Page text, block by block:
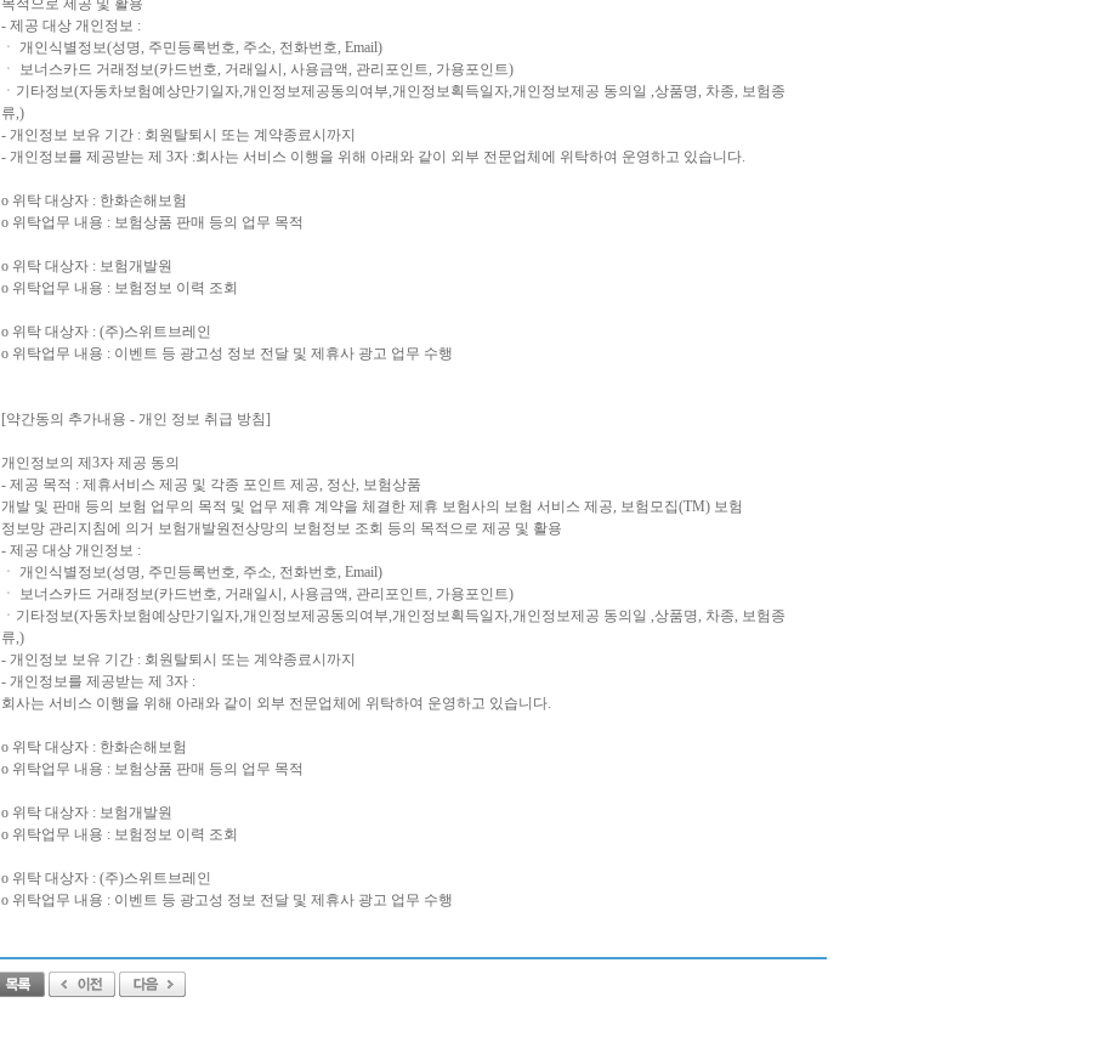
목적으로 제공 및 활용
- 제공 대상 개인정보 :
ㆍ 개인식별정보(성명, 주민등록번호, 주소, 전화번호, Email)
ㆍ 보너스카드 거래정보(카드번호, 거래일시, 사용금액, 관리포인트, 가용포인트)
ㆍ기타정보(자동차보험예상만기일자,개인정보제공동의여부,개인정보획득일자,개인정보제공 동의일 ,상품명, 차종, 보험종
류,)
- 개인정보 보유 기간 : 회원탈퇴시 또는 계약종료시까지
- 개인정보를 제공받는 제 3자 :회사는 서비스 이행을 위해 아래와 같이 외부 전문업체에 위탁하여 운영하고 있습니다.
ο 위탁 대상자 : 한화손해보험
ο 위탁업무 내용 : 보험상품 판매 등의 업무 목적
ο 위탁 대상자 : 보험개발원
ο 위탁업무 내용 : 보험정보 이력 조회
ο 위탁 대상자 : (주)스위트브레인
ο 위탁업무 내용 : 이벤트 등 광고성 정보 전달 및 제휴사 광고 업무 수행
[약간동의 추가내용 - 개인 정보 취급 방침]
개인정보의 제3자 제공 동의
- 제공 목적 : 제휴서비스 제공 및 각종 포인트 제공, 정산, 보험상품
개발 및 판매 등의 보험 업무의 목적 및 업무 제휴 계약을 체결한 제휴 보험사의 보험 서비스 제공, 보험모집(TM) 보험
정보망 관리지침에 의거 보험개발원전상망의 보험정보 조회 등의 목적으로 제공 및 활용
- 제공 대상 개인정보 :
ㆍ 개인식별정보(성명, 주민등록번호, 주소, 전화번호, Email)
ㆍ 보너스카드 거래정보(카드번호, 거래일시, 사용금액, 관리포인트, 가용포인트)
ㆍ기타정보(자동차보험예상만기일자,개인정보제공동의여부,개인정보획득일자,개인정보제공 동의일 ,상품명, 차종, 보험종
류,)
- 개인정보 보유 기간 : 회원탈퇴시 또는 계약종료시까지
- 개인정보를 제공받는 제 3자 :
회사는 서비스 이행을 위해 아래와 같이 외부 전문업체에 위탁하여 운영하고 있습니다.
ο 위탁 대상자 : 한화손해보험
ο 위탁업무 내용 : 보험상품 판매 등의 업무 목적
ο 위탁 대상자 : 보험개발원
ο 위탁업무 내용 : 보험정보 이력 조회
ο 위탁 대상자 : (주)스위트브레인
ο 위탁업무 내용 : 이벤트 등 광고성 정보 전달 및 제휴사 광고 업무 수행